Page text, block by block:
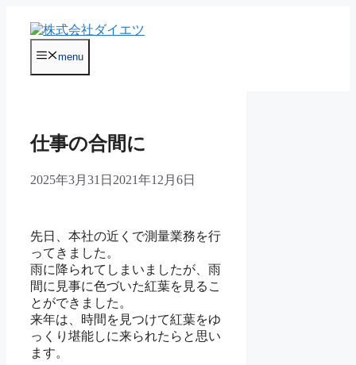
menu
仕事の合間に
2025年3月31日 2021年12月6日
先日、本社の近くで測量業務を行
ってきました。
雨に降られてしまいましたが、雨
間に見事に色づいた紅葉を見るこ
とができました。
来年は、時間を見つけて紅葉をゆ
っくり堪能しに来られたらと思い
ます。